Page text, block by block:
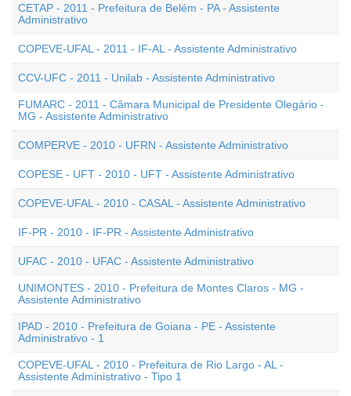
CETAP - 2011 - Prefeitura de Belém - PA - Assistente
Administrativo
COPEVE-UFAL - 2011 - IF-AL - Assistente Administrativo
CCV-UFC - 2011 - Unilab - Assistente Administrativo
FUMARC - 2011 - Câmara Municipal de Presidente Olegário -
MG - Assistente Administrativo
COMPERVE - 2010 - UFRN - Assistente Administrativo
COPESE - UFT - 2010 - UFT - Assistente Administrativo
COPEVE-UFAL - 2010 - CASAL - Assistente Administrativo
IF-PR - 2010 - IF-PR - Assistente Administrativo
UFAC - 2010 - UFAC - Assistente Administrativo
UNIMONTES - 2010 - Prefeitura de Montes Claros - MG -
Assistente Administrativo
IPAD - 2010 - Prefeitura de Goiana - PE - Assistente
Administrativo - 1
COPEVE-UFAL - 2010 - Prefeitura de Rio Largo - AL -
Assistente Administrativo - Tipo 1